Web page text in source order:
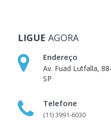
LIGUE AGORA
Endereço
Av. Fuad Lutfalla,
SP
Telefone
(11) 3991-6030